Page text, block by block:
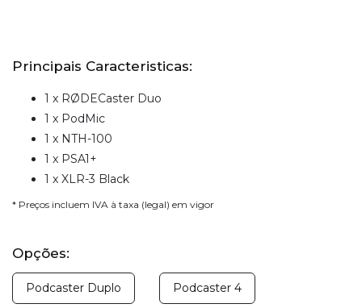
Principais Caracteristicas:
1 x RØDECaster Duo
1 x PodMic
1 x NTH-100
1 x PSA1+
1 x XLR-3 Black
* Preços incluem IVA à taxa (legal) em vigor
Opções:
Podcaster Duplo Podcaster 4